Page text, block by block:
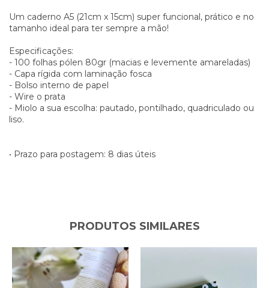
Um caderno A5 (21cm x 15cm) super funcional, prático e no
tamanho ideal para ter sempre a mão!
Especificações:
- 100 folhas pólen 80gr (macias e levemente amareladas)
- Capa rígida com laminação fosca
- Bolso interno de papel
- Wire o prata
- Miolo a sua escolha: pautado, pontilhado, quadriculado ou
liso.
• Prazo para postagem: 8 dias úteis
PRODUTOS SIMILARES